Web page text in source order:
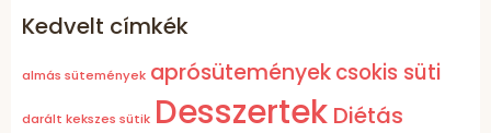
Kedvelt címkék
almás sütemények aprósüteményekcsokis süti
darált kekszes sütik Desszertek Diétás